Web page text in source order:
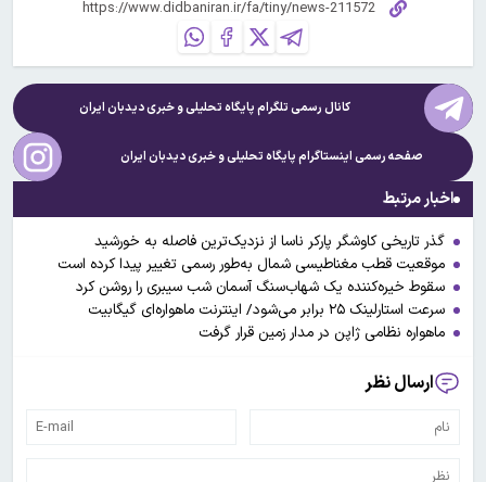
کانال رسمی تلگرام پایگاه تحلیلی و خبریدیدبان ایران
صفحه رسمی اینستاگرام پایگاه تحلیلی و خبریدیدبان ایران
اخبار مرتبط
گذر تاریخی کاوشگر پارکر ناسا از نزدیک‌ترین فاصله به خورشید
موقعیت قطب مغناطیسی شمال به‌طور رسمی تغییر پیدا کرده است
سقوط خیره‌کننده یک شهاب‌سنگ آسمان شب سیبری را روشن کرد
سرعت استارلینک ۲۵ برابر می‌شود/ اینترنت ماهواره‌ای گیگابیت
ماهواره نظامی ژاپن در مدار زمین قرار گرفت
ارسال نظر